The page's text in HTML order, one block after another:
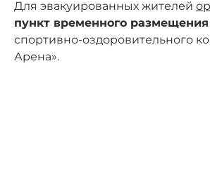
Для эвакуированных жителей
пункт временного размещения
спортивно-оздоровительного
Арена».